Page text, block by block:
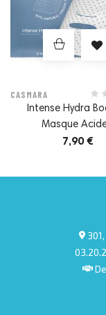
CASMARA
Intense Hydra
Masque
7,90 €
301,